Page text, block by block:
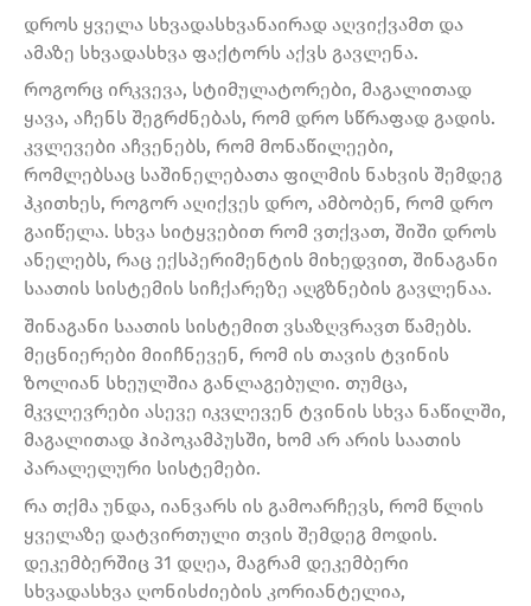
დროს ყველა სხვადასხვანაირად აღვიქვამთ და
ამაზე სხვადასხვა ფაქტორს აქვს გავლენა.
როგორც ირკვევა, სტიმულატორები, მაგალითად
ყავა, აჩენს შეგრძნებას, რომ დრო სწრაფად გადის.
კვლევები აჩვენებს, რომ მონაწილეები,
რომლებსაც საშინელებათა ფილმის ნახვის შემდეგ
ჰკითხეს, როგორ აღიქვეს დრო, ამბობენ, რომ დრო
გაიწელა. სხვა სიტყვებით რომ ვთქვათ, შიში დროს
ანელებს, რაც ექსპერიმენტის მიხედვით, შინაგანი
საათის სისტემის სიჩქარეზე აღგზნების გავლენაა.
შინაგანი საათის სისტემით ვსაზღვრავთ წამებს.
მეცნიერები მიიჩნევენ, რომ ის თავის ტვინის
ზოლიან სხეულშია განლაგებული. თუმცა,
მკვლევრები ასევე იკვლევენ ტვინის სხვა ნაწილში,
მაგალითად ჰიპოკამპუსში, ხომ არ არის საათის
პარალელური სისტემები.
რა თქმა უნდა, იანვარს ის გამოარჩევს, რომ წლის
ყველაზე დატვირთული თვის შემდეგ მოდის.
დეკემბერშიც 31 დღეა, მაგრამ დეკემბერი
სხვადასხვა ღონისძიების კორიანტელია,